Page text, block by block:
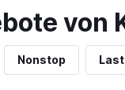
von
Nonstop